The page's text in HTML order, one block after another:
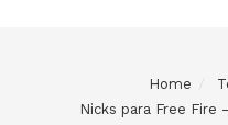
Home
Nicks para Free Fire